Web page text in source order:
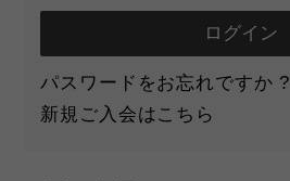
パスワードをお忘れですか ?
新規ご入会はこちら